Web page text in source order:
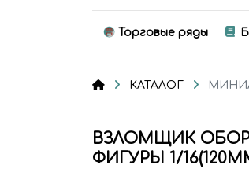
Торговые ряды
КАТАЛОГ
ВЗЛОМЩИК
ФИГУРЫ 1/